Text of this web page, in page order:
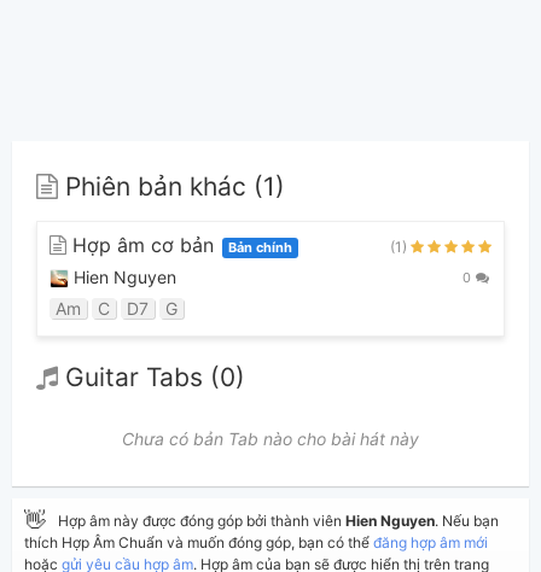
Phiên bản khác (1)
Hợp âm cơ bản Bản chính (1)
Hien Nguyen 0
Am C D7 G
Guitar Tabs (0)
Chưa có bản Tab nào cho bài hát này
👋 Hợp âm này được đóng góp bởi thành viên Hien Nguyen. Nếu bạn
thích Hợp Âm Chuẩn và muốn đóng góp, bạn có thể đăng hợp âm mới
hoặc gửi yêu cầu hợp âm. Hợp âm của bạn sẽ được hiển thị trên trang